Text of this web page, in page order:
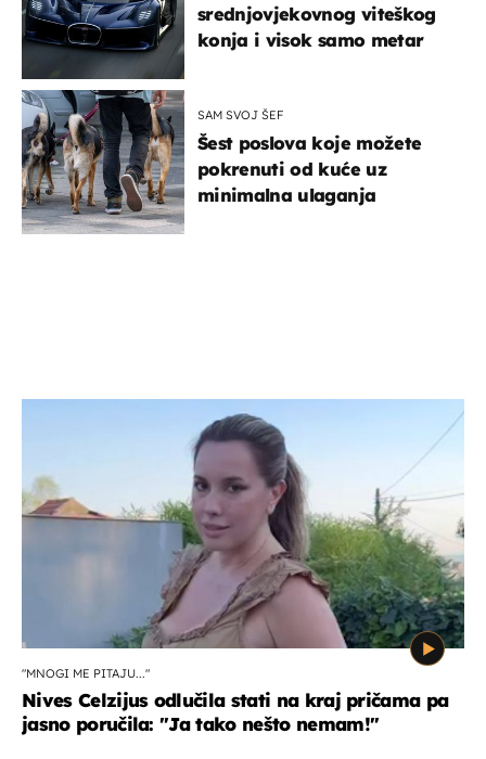
srednjovjekovnog viteškog
konja i visok samo metar
SAM SVOJ ŠEF
Šest poslova koje možete
pokrenuti od kuće uz
minimalna ulaganja
"MNOGI ME PITAJU..."
Nives Celzijus odlučila stati na kraj pričama pa
jasno poručila: "Ja tako nešto nemam!"